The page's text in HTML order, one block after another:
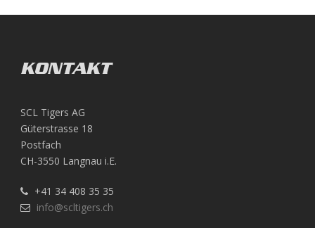
KONTAKT
SCL Tigers AG
Güterstrasse 18
Postfach
CH-3550 Langnau i.E.
+41 34 408 35 35
info@scltigers.ch